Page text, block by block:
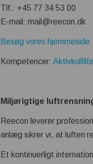
Tlf.: +45 77 34 53 00
E-mail: mail@reecon.dk
Besøg vores hjemmeside
Kompetencer:
Miljørigtige
Reecon leverer
anlæg sikrer vi, at luften
Et kontinuerligt